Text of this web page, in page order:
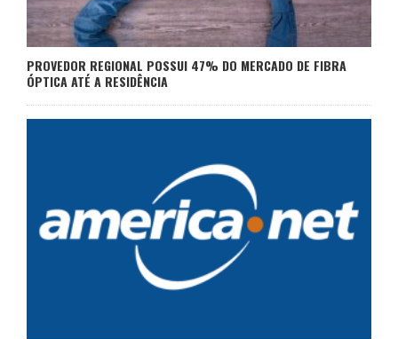
PROVEDOR REGIONAL POSSUI 47% DO MERCADO DE FIBRA
ÓPTICA ATÉ A RESIDÊNCIA